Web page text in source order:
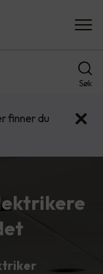
Søk
finner du